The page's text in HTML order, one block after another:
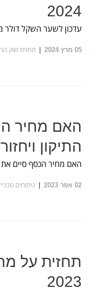
2024
עדכון לשער השקל דולר מרץ
05 מרץ 2024 תחזית שוק
האם מחיר
התיקון
האם מחיר הכסף סיים את
02 אפר 2023 ניתוחים
תחזית על
2023